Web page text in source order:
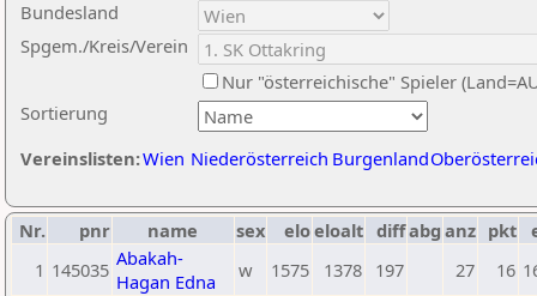
Sortierung
Bundesland
Spgem./Kreis/Verein
Nur "österreichische" Spieler
Vereinslisten:Wien Niederösterreich Burgenland
Nr. pnr name sex eloeloalt diffabg anz pkt
1 145035 Abakah-
Hagan Edna
w 1575 1378 197 27 16